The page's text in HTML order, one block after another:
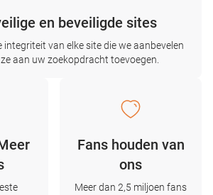
en beveiligde sites
integriteit van elke site die we aanbevelen
aan uw zoekopdracht toevoegen.
Fans houden van
ons
Meer dan 2,5 miljoen fans